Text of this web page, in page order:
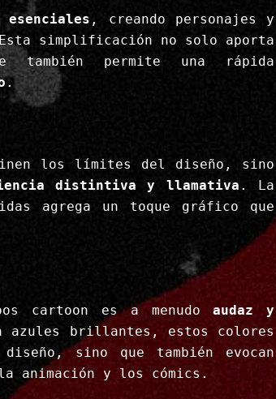
, creando personajes y
simplificación no solo aporta
permite una rápida
.
los límites del diseño, sino
distintiva y llamativa . La
agrega un toque gráfico que
cartoon es a menudoaudaz y
azules brillantes, estos colores
sino que también evocan
animación y los cómics.